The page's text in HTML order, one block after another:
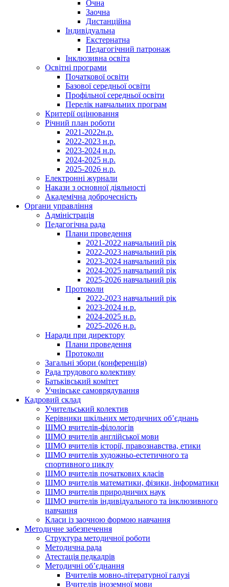
Очна
Заочна
Дистанційна
Індивідуальна
Екстернатна
Педагогічний патронаж
Інклюзивна освіта
Освітні програми
Початкової освіти
Базової середньої освіти
Профільної середньої освіти
Перелік навчальних програм
Критерії оцінювання
Річний план роботи
2021-2022н.р.
2022-2023 н.р.
2023-2024 н.р.
2024-2025 н.р.
2025-2026 н.р.
Електронні журнали
Накази з основної діяльності
Академічна доброчесність
Органи управління
Адміністрація
Педагогічна рада
Плани проведення
2021-2022 навчальний рік
2022-2023 навчальний рік
2023-2024 навчальний рік
2024-2025 навчальний рік
2025-2026 навчальний рік
Протоколи
2022-2023 навчальний рік
2023-2024 н.р.
2024-2025 н.р.
2025-2026 н.р.
Наради при директору
Плани проведення
Протоколи
Загальні збори (конференція)
Рада трудового колективу
Батьківський комітет
Учнівське самоврядування
Кадровий склад
Учительський колектив
Керівники шкільних методичних об’єднань
ШМО вчителів-філологів
ШМО вчителів англійської мови
ШМО вчителів історії, правознавства, етики
ШМО вчителів художньо-естетичного та
спортивного циклу
ШМО вчителів початкових класів
ШМО вчителів математики, фізики, інформатики
ШМО вчителів природничих наук
ШМО вчителів індивідуального та інклюзивного
навчання
Класи із заочною формою навчання
Методичне забезпечення
Структура методичної роботи
Методична рада
Атестація педкадрів
Методичні об’єднання
Вчителів мовно-літературної галузі
Вчителів іноземної мови